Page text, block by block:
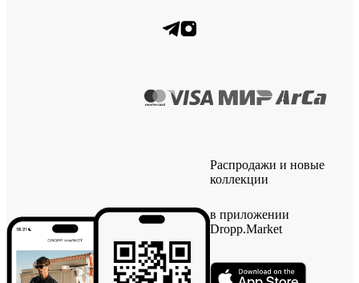
Распродажи и новые
коллекции
в приложении
Dropp.Market